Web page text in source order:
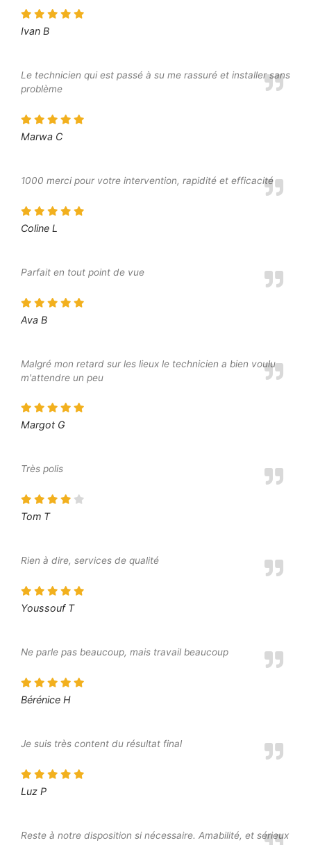
Ivan B
Le technicien qui est passé à su me rassuré et installer sans
problème
Marwa C
1000 merci pour votre intervention, rapidité et efficacité
Coline L
Parfait en tout point de vue
Ava B
Malgré mon retard sur les lieux le technicien a bien voulu
m'attendre un peu
Margot G
Très polis
Tom T
Rien à dire, services de qualité
Youssouf T
Ne parle pas beaucoup, mais travail beaucoup
Bérénice H
Je suis très content du résultat final
Luz P
Reste à notre disposition si nécessaire. Amabilité, et sérieux